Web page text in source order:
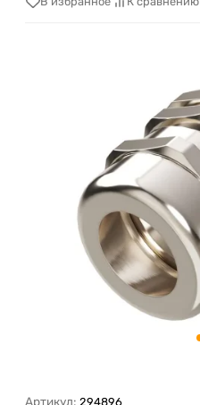
Артикул: 294896